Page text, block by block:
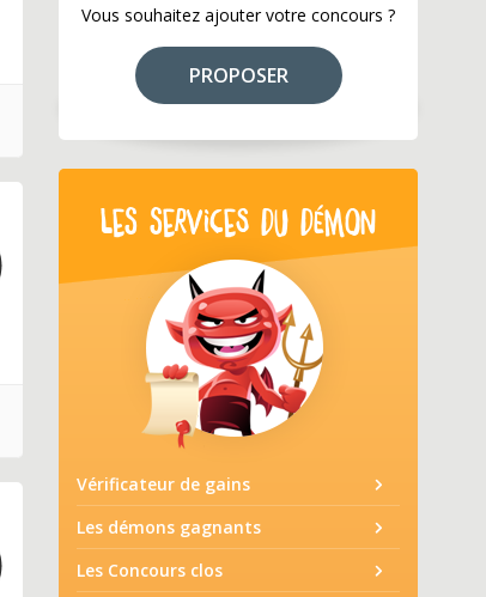
Vous souhaitez ajouter votre concours ?
PROPOSER
LES SERVICES DU DÉMON
Vérificateur de gains
Les démons gagnants
Les Concours clos